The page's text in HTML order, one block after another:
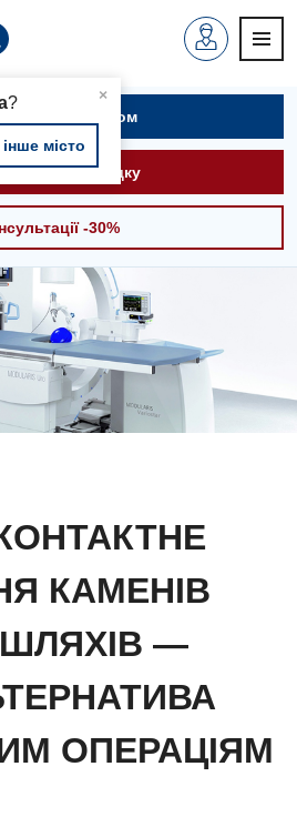
×
?
місто
на прийом
швидку
-30%
КАМЕНІВ
—
ОПЕРАЦІЯМ